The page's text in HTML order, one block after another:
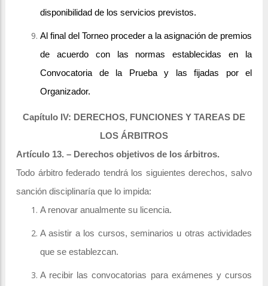
disponibilidad de los servicios previstos.
Al final del Torneo proceder a la asignación de premios
de acuerdo con las normas establecidas en la
Convocatoria de la Prueba y las fijadas por el
Organizador.
Capítulo IV: DERECHOS, FUNCIONES Y TAREAS DE
LOS ÁRBITROS
Artículo 13. – Derechos objetivos de los árbitros.
Todo árbitro federado tendrá los siguientes derechos, salvo
sanción disciplinaría que lo impida:
A renovar anualmente su licencia.
A asistir a los cursos, seminarios u otras actividades
que se establezcan.
A recibir las convocatorias para exámenes y cursos